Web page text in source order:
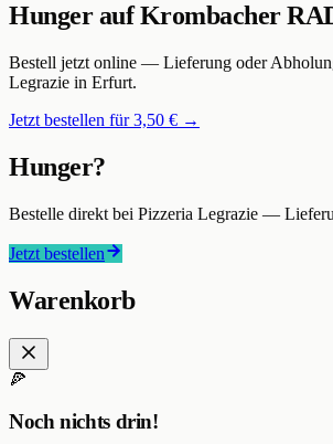
Hunger aufKrombacher
Bestell jetzt online — Lieferung oder
Legrazie in Erfurt.
Jetzt bestellen für3,50 € →
Hunger?
Bestelle direkt bei Pizzeria Legrazie —
Jetzt bestellen
Warenkorb
🍕
Noch nichts drin!